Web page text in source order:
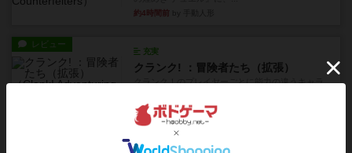
約4時間前
レビュー
充実
クランク! ：冒険者たち（拡張）
クランク！のプレイヤーごとに能力の違うキャラ
約5時間前by ぽっぽーくるっぽー
ワイアームスパン